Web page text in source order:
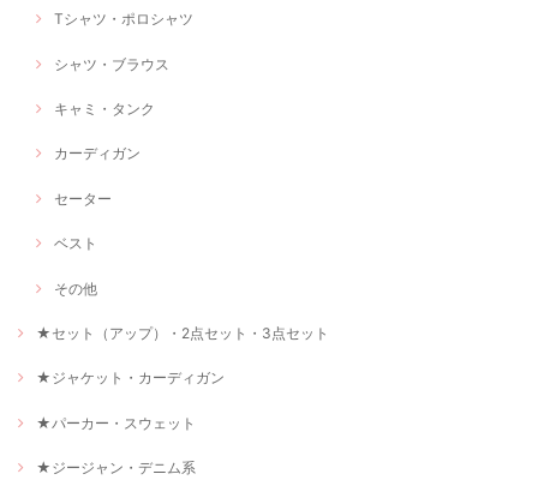
Tシャツ・ポロシャツ
シャツ・ブラウス
キャミ・タンク
カーディガン
セーター
ベスト
その他
★セット（アップ）・2点セット・3点セット
★ジャケット・カーディガン
★パーカー・スウェット
★ジージャン・デニム系